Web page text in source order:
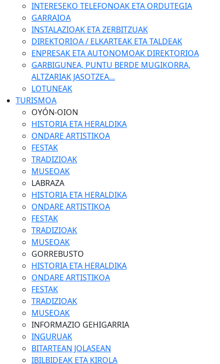
INTERESEKO TELEFONOAK ETA ORDUTEGIA
GARRAIOA
INSTALAZIOAK ETA ZERBITZUAK
DIREKTORIOA / ELKARTEAK ETA TALDEAK
ENPRESAK ETA AUTONOMOAK DIREKTORIOA
GARBIGUNEA, PUNTU BERDE MUGIKORRA,
ALTZARIAK JASOTZEA...
LOTUNEAK
TURISMOA
OYÓN-OION
HISTORIA ETA HERALDIKA
ONDARE ARTISTIKOA
FESTAK
TRADIZIOAK
MUSEOAK
LABRAZA
HISTORIA ETA HERALDIKA
ONDARE ARTISTIKOA
FESTAK
TRADIZIOAK
MUSEOAK
GORREBUSTO
HISTORIA ETA HERALDIKA
ONDARE ARTISTIKOA
FESTAK
TRADIZIOAK
MUSEOAK
INFORMAZIO GEHIGARRIA
INGURUAK
BITARTEAN JOLASEAN
IBILBIDEAK ETA KIROLA